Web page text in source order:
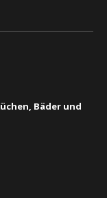
Bäder und